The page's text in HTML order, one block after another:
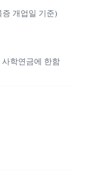
증 개업일 기준)
학연금에 한함